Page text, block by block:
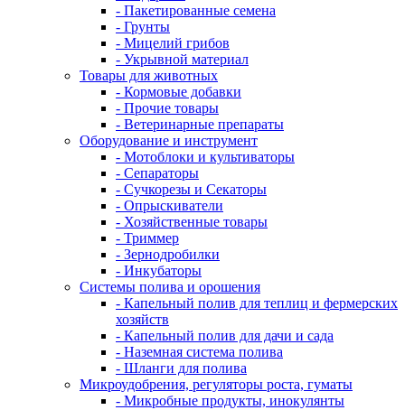
- Пакетированные семена
- Грунты
- Мицелий грибов
- Укрывной материал
Товары для животных
- Кормовые добавки
- Прочие товары
- Ветеринарные препараты
Оборудование и инструмент
- Мотоблоки и культиваторы
- Сепараторы
- Сучкорезы и Секаторы
- Опрыскиватели
- Хозяйственные товары
- Триммер
- Зернодробилки
- Инкубаторы
Системы полива и орошения
- Капельный полив для теплиц и фермерских
хозяйств
- Капельный полив для дачи и сада
- Наземная система полива
- Шланги для полива
Микроудобрения, регуляторы роста, гуматы
- Микробные продукты, инокулянты